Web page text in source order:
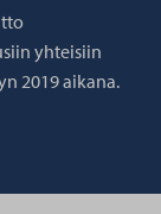
yhteisiin
2019 aikana.